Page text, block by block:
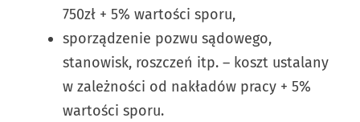
750zł + 5% wartości sporu,
sporządzenie pozwu sądowego,
stanowisk, roszczeń itp. – koszt ustalany
w zależności od nakładów pracy + 5%
wartości sporu.